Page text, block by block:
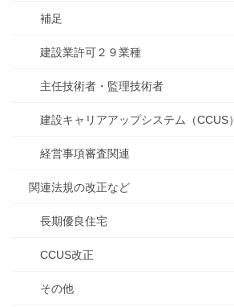
補足
建設業許可２９業種
主任技術者・監理技術者
建設キャリアアップシステム（CCUS）
経営事項審査関連
関連法規の改正など
長期優良住宅
CCUS改正
その他